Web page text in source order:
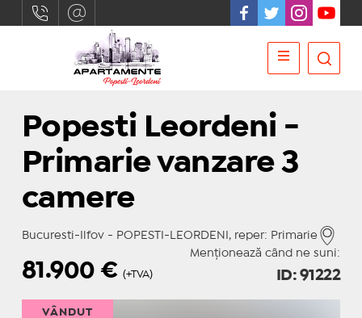
Popesti Leordeni -
Primarie vanzare 3
camere
Bucuresti-Ilfov - POPESTI-LEORDENI, reper: Primarie
Menționează când ne suni:
81.900€ (+TVA) ID: 91222
VÂNDUT